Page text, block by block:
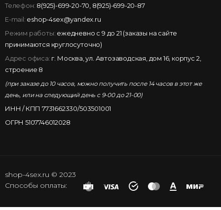
Телефон: 8(925)-699-20-70 8(925)-699-20-87
E-mail: eshop-4sex@yandex.ru
Режим работы: ежедневно с 9 до 21 (заказы на сайте
принимаются круглосуточно)
Адрес офиса: г. Москва, ул. Автозаводская, дом 16, корпус 2,
строение 8
(при заказе до 10 часов, можно получить после 14 часов в этот же
день, или на следующий день с 9-00 до 21-00)
ИНН / КПП 7731662330/503501001
ОГРН 5107746012028
shop-4sex.ru © 2023
Способы оплаты: